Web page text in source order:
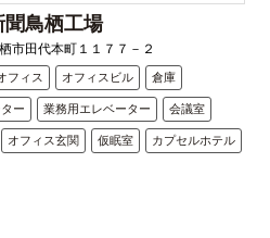
聞鳥栖工場
市田代本町１１７７－２
フィス オフィスビル 倉庫
ー 業務用エレベーター 会議室
オフィス玄関 仮眠室 カプセルホテル